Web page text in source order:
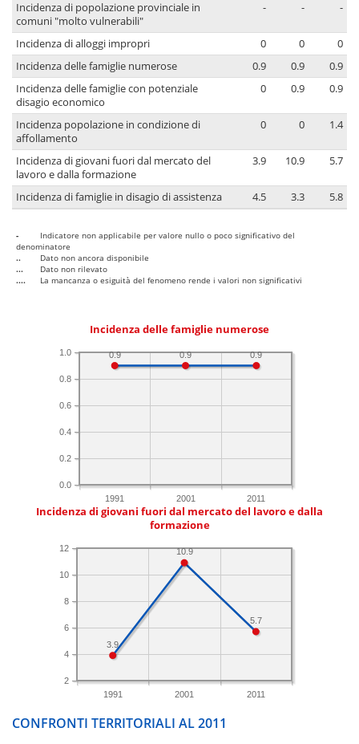
Incidenza di popolazione provinciale in
comuni "molto vulnerabili"
- - -
Incidenza di alloggi impropri 0 0
0
Incidenza delle famiglie numerose
0.9 0.9
0.9
Incidenza delle famiglie con potenziale
disagio economico
0 0.9 0.9
Incidenza popolazione in condizione di
affollamento
0 0 1.4
Incidenza di giovani fuori dal mercato del
lavoro e dalla formazione
3.9 10.9 5.7
Incidenza di famiglie in disagio di assistenza 4.5 3.3 5.8
-
Indicatore non applicabile per valore nullo o poco significativo del
denominatore
..
Dato non ancora disponibile
...
Dato non rilevato
....
La mancanza o esiguità del fenomeno rende i valori non significativi
Incidenza delle famiglie numerose
1991 2001 2011
0.0
0.2
0.4
0.6
0.8
1.0 0.9
0.9
0.9
Incidenza di giovani fuori dal mercato del lavoro e dalla
formazione
1991 2001 2011
2
4
6
8
10
12
5.7
10.9
3.9
CONFRONTI TERRITORIALI AL 2011